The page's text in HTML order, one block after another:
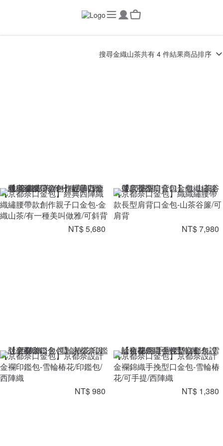
搜尋金織山茶共有 4 件結果商品排序
【京都奈口金包】經典西陣織
織繡腰帶款創作親子口金包-金
織山茶/有一種美叫做雅/可斜背
NT$ 5,680
【京都奈口金包】織織繡腰帶
款長型肩背口金包-山茶谷簾/可
肩背
NT$ 7,980
【京都奈口金包】京都奈設計
金襴印鑑包-雪輪椿花/印鑑包/
西陣織
NT$ 980
【京都奈口金包】京都奈設計
金襴錦織手挽型口金包-雪輪椿
花/可手提/西陣織
NT$ 1,380